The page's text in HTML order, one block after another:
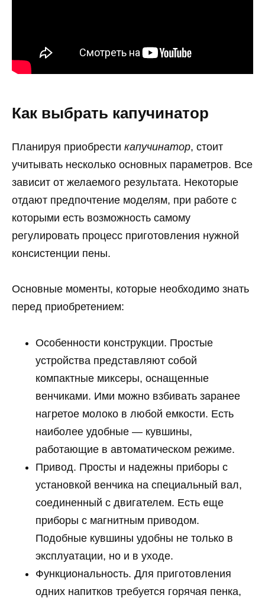
Как выбрать капучинатор
Планируя приобрести капучинатор, стоит
учитывать несколько основных параметров. Все
зависит от желаемого результата. Некоторые
отдают предпочтение моделям, при работе с
которыми есть возможность самому
регулировать процесс приготовления нужной
консистенции пены.
Основные моменты, которые необходимо знать
перед приобретением:
Особенности конструкции. Простые
устройства представляют собой
компактные миксеры, оснащенные
венчиками. Ими можно взбивать заранее
нагретое молоко в любой емкости. Есть
наиболее удобные — кувшины,
работающие в автоматическом режиме.
Привод. Просты и надежны приборы с
установкой венчика на специальный вал,
соединенный с двигателем. Есть еще
приборы с магнитным приводом.
Подобные кувшины удобны не только в
эксплуатации, но и в уходе.
Функциональность. Для приготовления
одних напитков требуется горячая пенка,